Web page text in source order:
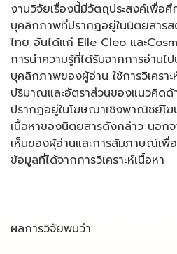
งานวิจัยเรื่องนี้มีวัตถุประสงค์เพื่
บุคลิกภาพที่ปรากฏอยู่ในนิตยสารส
ไทย อันได้แก่ Elle Cleo และ
การนำความรู้ที่ได้รับจากการอ่านไ
บุคลิกภาพของผู้อ่าน ใช้การวิเครา
ปริมาณและอัตราส่วนของแนวคิด
ปรากฏอยู่ในโฆษณาเชิงพาณิชย์โฆ
เนื้อหาของนิตยสารดังกล่าว นอก
เห็นของผุ้อ่านและการสัมภาษณ์เพื่
ข้อมูลที่ได้จากการวิเคราะห์เนื้อหา
ผลการวิจัยพบว่า